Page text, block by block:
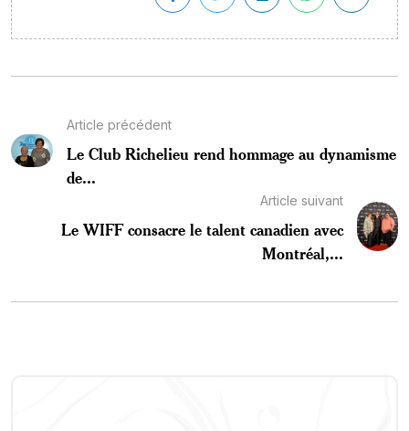
Article précédent
Le Club Richelieu rend hommage au dynamisme
de...
Article suivant
Le WIFF consacre le talent canadien avec
Montréal,...